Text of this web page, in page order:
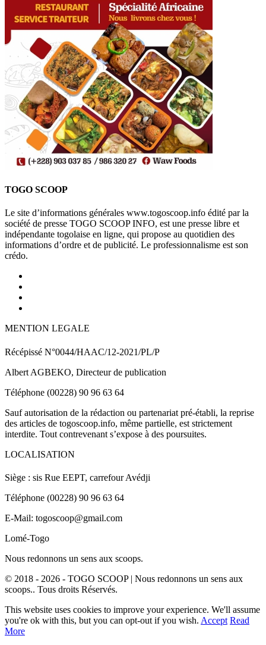
TOGO SCOOP
Le site d’informations générales www.togoscoop.info édité par la
société de presse TOGO SCOOP INFO, est une presse libre et
indépendante togolaise en ligne, qui propose au quotidien des
informations d’ordre et de publicité. Le professionnalisme est son
crédo.
MENTION LEGALE
Récépissé N°0044/HAAC/12-2021/PL/P
Albert AGBEKO, Directeur de publication
Téléphone (00228) 90 96 63 64
Sauf autorisation de la rédaction ou partenariat pré-établi, la reprise
des articles de togoscoop.info, même partielle, est strictement
interdite. Tout contrevenant s’expose à des poursuites.
LOCALISATION
Siège : sis Rue EEPT, carrefour Avédji
Téléphone (00228) 90 96 63 64
E-Mail: togoscoop@gmail.com
Lomé-Togo
Nous redonnons un sens aux scoops.
© 2018 - 2026 - TOGO SCOOP | Nous redonnons un sens aux
scoops.. Tous droits Réservés.
This website uses cookies to improve your experience. We'll assume
you're ok with this, but you can opt-out if you wish. Accept Read
More